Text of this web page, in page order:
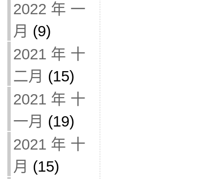
2022 年 一
月 (9)
2021 年 十
二月 (15)
2021 年 十
一月 (19)
2021 年 十
月 (15)